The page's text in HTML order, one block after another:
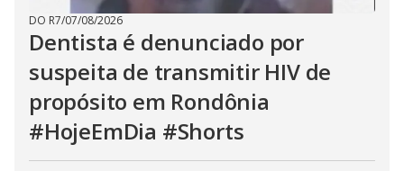
DO R7/07/08/2026
Dentista é denunciado por
suspeita de transmitir HIV de
propósito em Rondônia
#HojeEmDia #Shorts